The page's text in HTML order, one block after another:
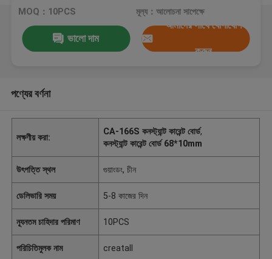
MOQ：10PCS মূল্য：আলোচনা সাপেক্ষে
ভালো দাম
আমাদের সাথে যোগাযোগ
করুন
পণ্যের বর্ণনা
লক্ষণীয় করা:
CA-166S কনস্ট্যান্ট কারেন্ট বোর্ড,
কনস্ট্যান্ট কারেন্ট বোর্ড 68*10mm
উৎপত্তি স্থল গুয়াংডং, চীন
ডেলিভারি সময় 5-8 কাজের দিন
ন্যূনতম চাহিদার পরিমাণ 10PCS
পরিচিতিমুলক নাম creatall